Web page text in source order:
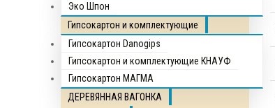
Эко Шпон
Гипсокартон и комплектующие
Гипсокартон Danogips
Гипсокартон и комплектующие КНАУФ
Гипсокартон МАГМА
ДЕРЕВЯННАЯ ВАГОНКА